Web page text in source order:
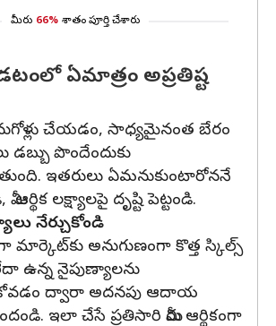
మీరు 66% శాతం పూర్తి చేశారు
ఏమాత్రం అప్రతిష్ట
చేయడం, సాధ్యమైనంత బేరం
డబ్బు పొందేందుకు
ఇతరులు ఏమనుకుంటారోననే
ఆర్థిక లక్ష్యాలపై దృష్టి పెట్టండి.
నేర్చుకోండి
మార్కెట్‌కు అనుగుణంగా కొత్త స్కిల్స్‌
ఉన్న నైపుణ్యాలను
ద్వారా అదనపు ఆదాయ
ఇలా చేసే ప్రతిసారి మీరు ఆర్థికంగా